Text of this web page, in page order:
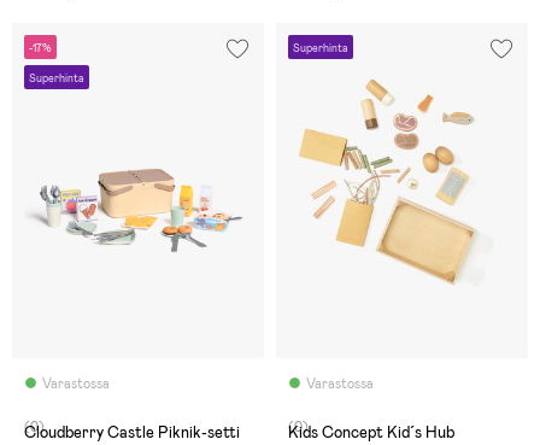
-17%
Superhinta
Varastossa
(0)
Cloudberry Castle Piknik-setti
Superhinta
Varastossa
(0)
Kids Concept Kid´s Hub